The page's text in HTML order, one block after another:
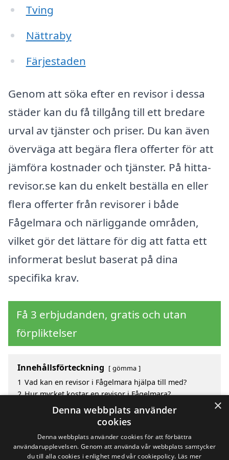
Tving
Nättraby
Färjestaden
Genom att söka efter en revisor i dessa
städer kan du få tillgång till ett bredare
urval av tjänster och priser. Du kan även
överväga att begära flera offerter för att
jämföra kostnader och tjänster. På hitta-
revisor.se kan du enkelt beställa en eller
flera offerter från revisorer i både
Fågelmara och närliggande områden,
vilket gör det lättare för dig att fatta ett
informerat beslut baserat på dina
specifika krav.
Få 3 erbjudanden, gratis och utan
förpliktelser
Innehållsförteckning gömma
1 Vad kan en revisor i Fågelmara hjälpa till med?
2 Hur mycket kostar en revisor i Fågelmara?
Fördelar med att välja revisor i Fågelmara
Sök efter en skicklig revisor i de omgivande städerna
×
Denna webbplats använder
cookies
Denna webbplats använder cookies för att förbättra
användarupplevelsen. Genom att använda vår webbplats samtycker
du till alla cookies i enlighet med vår cookiepolicy. Läs mer